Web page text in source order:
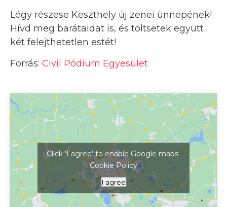
Légy részese Keszthely új zenei ünnepének!
Hívd meg barátaidat is, és töltsetek együtt
két felejthetetlen estét!
Forrás: Civil Pódium Egyesület
Kattints ide a térkép megjelenítéséhez
Click 'I agree' to enable Google maps
Cookie Policy
I agree